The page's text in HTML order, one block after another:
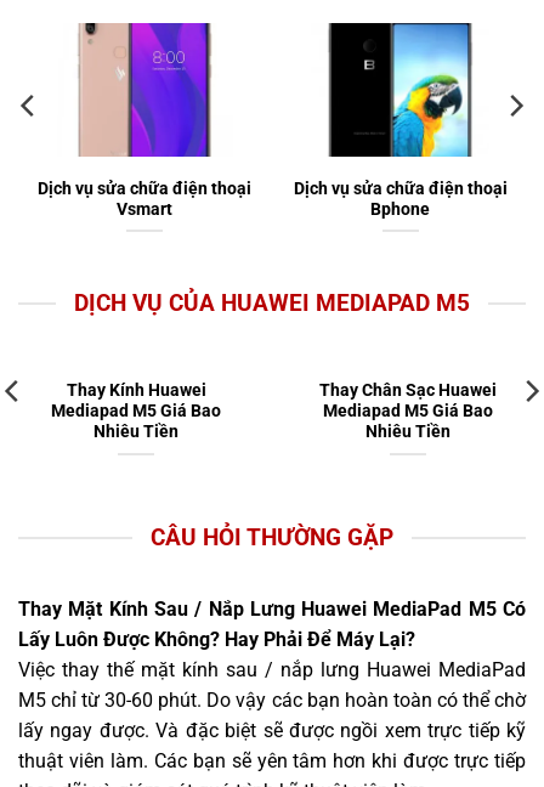
Dịch vụ sửa chữa điện thoại
Vsmart
Dịch vụ sửa chữa điện thoại
Bphone
DỊCH VỤ CỦA HUAWEI MEDIAPAD M5
Thay Kính Huawei
Mediapad M5 Giá Bao
Nhiêu Tiền
Thay Chân Sạc Huawei
Mediapad M5 Giá Bao
Nhiêu Tiền
CÂU HỎI THƯỜNG GẶP
Thay Mặt Kính Sau / Nắp Lưng Huawei MediaPad M5 Có
Lấy Luôn Được Không? Hay Phải Để Máy Lại?
Việc thay thế mặt kính sau / nắp lưng Huawei MediaPad
M5 chỉ từ 30-60 phút. Do vậy các bạn hoàn toàn có thể chờ
lấy ngay được. Và đặc biệt sẽ được ngồi xem trực tiếp kỹ
thuật viên làm. Các bạn sẽ yên tâm hơn khi được trực tiếp